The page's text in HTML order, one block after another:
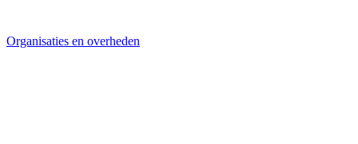
Organisaties en overheden